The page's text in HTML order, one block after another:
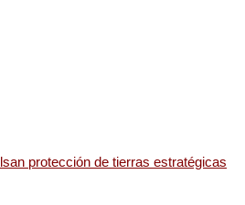
protección de tierras estratégicas